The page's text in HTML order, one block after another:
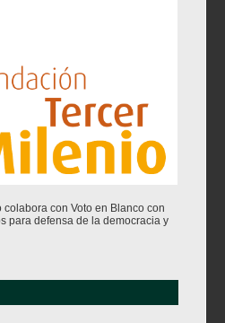
colabora con Voto en Blanco con
para defensa de la democracia y